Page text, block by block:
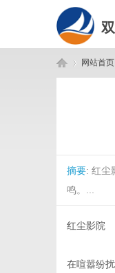
网站首页
摘要: 红尘
鸣。...
红尘影院
在喧嚣纷